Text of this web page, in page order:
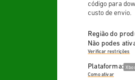
código para
custo de envio.
Região do
Não podes
Verificar restrições
Plataforma:
Como ativar